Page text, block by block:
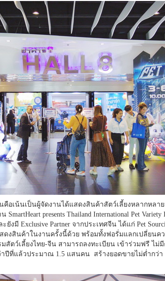
นคือเน้นเป็นผู้จัดงานได้แสดงสินค้าสัตว์เลี้ยงหลากหล
presents Thailand International Pet
งมี Exclusive Partner จากประเทศจีน ได้แก่ Pet
งสินค้าในงานครั้งนี้ด้วย พร้อมทั้งฟอรั่มแลกเปลี่ยนค
ตว์เลี้ยงไทย-จีน สามารถลงทะเบียน เข้าร่วมฟรี ไม่
ปีที่แล้วประมาณ 1.5 แสนคน สร้างยอดขายไม่ต่ำกว่า